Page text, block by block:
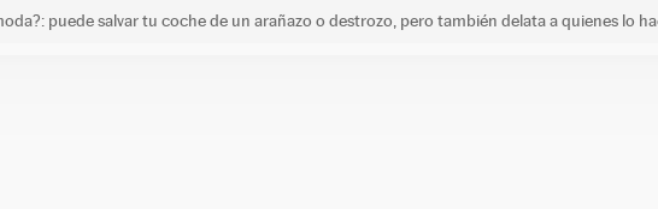
puede salvar tu coche de un arañazo o destrozo, pero también delata a quienes lo